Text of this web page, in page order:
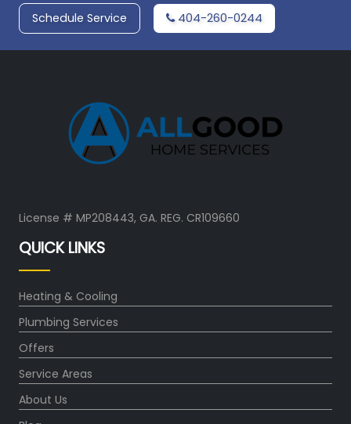
Schedule Service 404-260-0244
License # MP208443, GA. REG. CR109660
QUICK LINKS
Heating & Cooling
Plumbing Services
Offers
Service Areas
About Us